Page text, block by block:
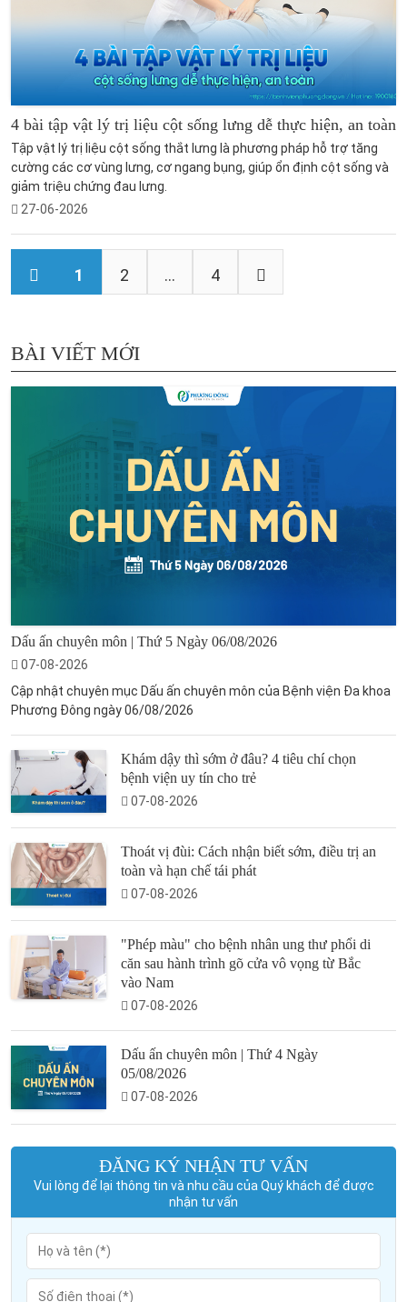
4 bài tập vật lý trị liệu cột sống lưng dễ thực hiện, an toàn
Tập vật lý trị liệu cột sống thắt lưng là phương pháp hỗ trợ tăng
cường các cơ vùng lưng, cơ ngang bụng, giúp ổn định cột sống và
giảm triệu chứng đau lưng.
27-06-2026
1 2 ... 4
BÀI VIẾT MỚI
Dấu ấn chuyên môn | Thứ 5 Ngày 06/08/2026
07-08-2026
Cập nhật chuyên mục Dấu ấn chuyên môn của Bệnh viện Đa khoa
Phương Đông ngày 06/08/2026
Khám dậy thì sớm ở đâu? 4 tiêu chí chọn
bệnh viện uy tín cho trẻ
07-08-2026
Thoát vị đùi: Cách nhận biết sớm, điều trị an
toàn và hạn chế tái phát
07-08-2026
"Phép màu" cho bệnh nhân ung thư phổi di
căn sau hành trình gõ cửa vô vọng từ Bắc
vào Nam
07-08-2026
Dấu ấn chuyên môn | Thứ 4 Ngày
05/08/2026
07-08-2026
ĐĂNG KÝ NHẬN TƯ VẤN
Vui lòng để lại thông tin và nhu cầu của Quý khách để được
nhận tư vấn